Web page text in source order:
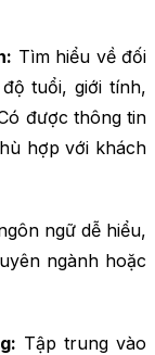
Tìm hiểu về đối
tuổi, giới tính,
được thông tin
hợp với khách
ngữ dễ hiểu,
ngành hoặc
Tập trung vào